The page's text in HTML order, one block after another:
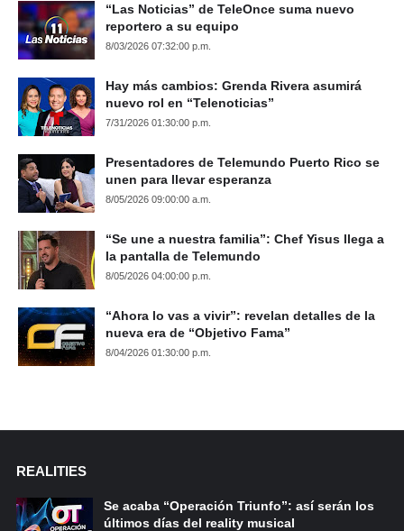
“Las Noticias” de TeleOnce suma nuevo
reportero a su equipo
8/03/2026 07:32:00 p.m.
Hay más cambios: Grenda Rivera asumirá
nuevo rol en “Telenoticias”
7/31/2026 01:30:00 p.m.
Presentadores de Telemundo Puerto Rico se
unen para llevar esperanza
8/05/2026 09:00:00 a.m.
“Se une a nuestra familia”: Chef Yisus llega a
la pantalla de Telemundo
8/05/2026 04:00:00 p.m.
“Ahora lo vas a vivir”: revelan detalles de la
nueva era de “Objetivo Fama”
8/04/2026 01:30:00 p.m.
REALITIES
Se acaba “Operación Triunfo”: así serán los
últimos días del reality musical